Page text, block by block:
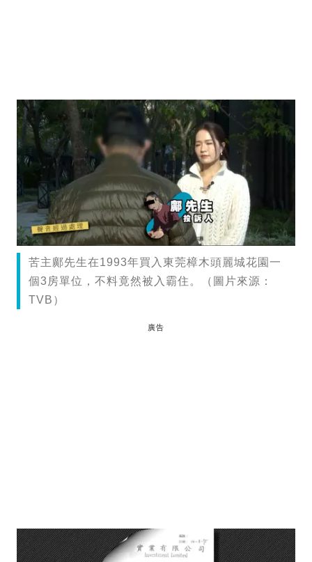
苦主鄺先生在1993年買入東莞樟木頭麗城花園一
個3房單位，不料竟然被入霸住。（圖片來源：
TVB）
廣告